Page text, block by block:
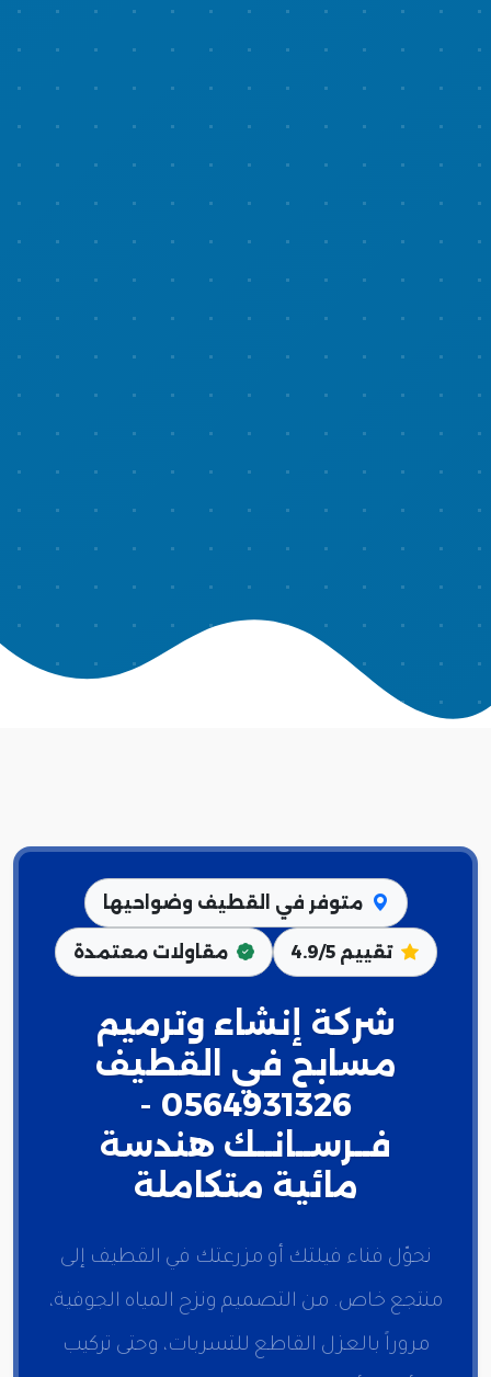
متوفر في القطيف وضواحيها
تقييم 4.9/5 مقاولات معتمدة
شركة إنشاء وترميم
مسابح في القطيف
0564931326 -
فــرســانــك هندسة
مائية متكاملة
نحوّل فناء فيلتك أو مزرعتك في القطيف إلى
منتجع خاص. من التصميم ونزح المياه الجوفية،
مروراً بالعزل القاطع للتسربات، وحتى تركيب